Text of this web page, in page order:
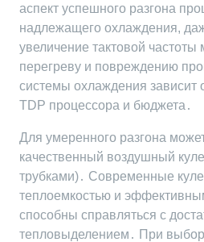
аспект успешного разгона
надлежащего охлаждения,
увеличение тактовой частоты
перегреву и повреждению
системы охлаждения зависит
TDP процессора и бюджета․
Для умеренного разгона
качественный воздушный
трубками)․ Современные
теплоемкостью и
способны справляться с
тепловыделением․ При